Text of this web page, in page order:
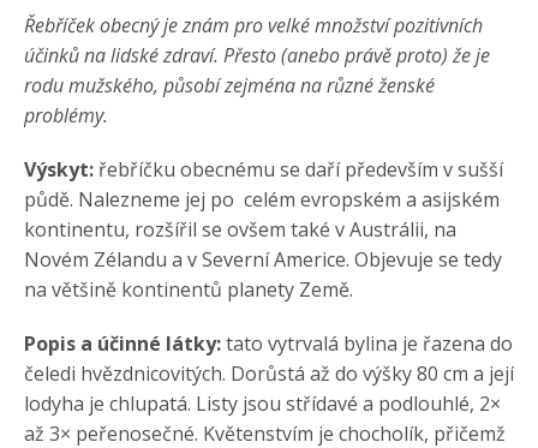
Řebříček obecný je znám pro velké množství pozitivních
účinků na lidské zdraví. Přesto (anebo právě proto) že je
rodu mužského, působí zejména na různé ženské
problémy.
Výskyt: řebříčku obecnému se daří především v sušší
půdě. Nalezneme jej po celém evropském a asijském
kontinentu, rozšířil se ovšem také v Austrálii, na
Novém Zélandu a v Severní Americe. Objevuje se tedy
na většině kontinentů planety Země.
Popis a účinné látky:tato vytrvalá bylina je řazena do
čeledi hvězdnicovitých. Dorůstá až do výšky 80 cm a její
lodyha je chlupatá. Listy jsou střídavé a podlouhlé, 2×
až 3× peřenosečné. Květenstvím je chocholík, přičemž